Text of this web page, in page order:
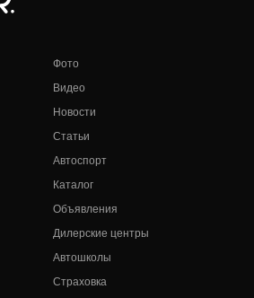
Фото
Видео
Новости
Статьи
Автоспорт
Каталог
Объявления
Дилерские центры
Автошколы
Страховка